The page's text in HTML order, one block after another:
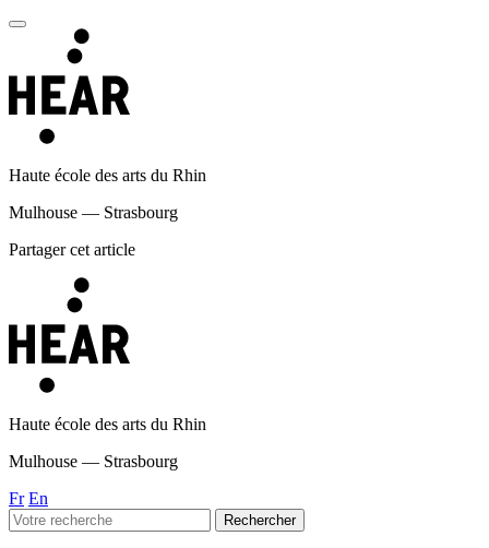
Haute école des arts du Rhin
Mulhouse — Strasbourg
Partager cet article
Haute école des arts du Rhin
Mulhouse — Strasbourg
Fr En